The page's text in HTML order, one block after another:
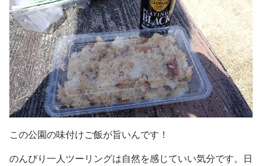
この公園の味付けご飯が旨いんです！
のんびり一人ツーリングは自然を感じていい気分です。日